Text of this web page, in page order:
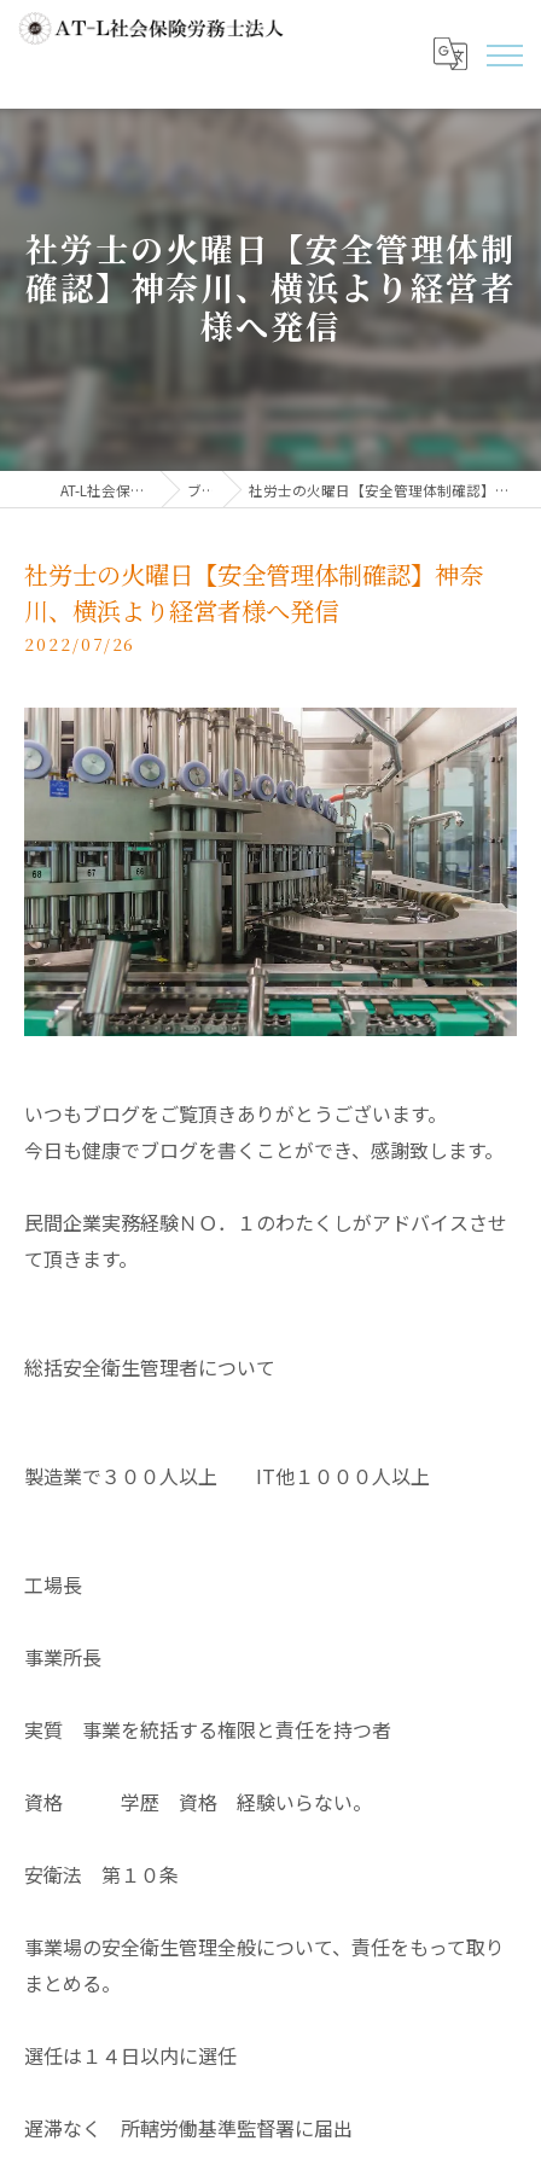
社労士の火曜日【安全管理体制
確認】神奈川、横浜より経営者
様へ発信
AT-L社会保険労務士法人 ブログ 社労士の火曜日【安全管理体制確認】神奈川、横浜より経営者様へ発信
社労士の火曜日【安全管理体制確認】神奈
川、横浜より経営者様へ発信
2022/07/26
いつもブログをご覧頂きありがとうございます。
今日も健康でブログを書くことができ、感謝致します。
民間企業実務経験ＮＯ．１のわたくしがアドバイスさせ
て頂きます。
総括安全衛生管理者について
製造業で３００人以上 IT他１０００人以上
工場長
事業所長
実質 事業を統括する権限と責任を持つ者
資格 学歴 資格 経験いらない。
安衛法 第１０条
事業場の安全衛生管理全般について、責任をもって取り
まとめる。
選任は１４日以内に選任
遅滞なく 所轄労働基準監督署に届出